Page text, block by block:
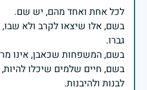
בשם, אלו שיצאו לקרב ולא
בשם, חיים שלמים שיכלו